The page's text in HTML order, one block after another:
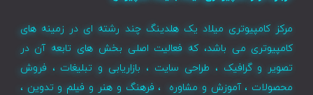
مرکز کامپیوتری میلاد یک هلدینگ چند رشته ای در زمینه های
کامپیوتری می باشد، که فعالیت اصلی بخش های تابعه آن در
تصویر و گرافیک ، طراحی سایت ، بازاریابی و تبلیغات ، فروش
محصولات ، آموزش و مشاوره ، فرهنگ و هنر و فیلم و تدوین ،